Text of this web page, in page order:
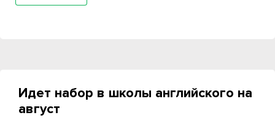
Идет набор в школы английского на
август